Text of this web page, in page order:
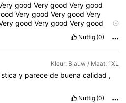
goodVerygoodVerygood
VerygoodVerygoodVery
goodVerygoodVerygood
Verygood
Verygood
Nuttig (0)
Kleur: Blauw / Maat: 1XL
sticay parecede buenacalidad ,
Nuttig (0)